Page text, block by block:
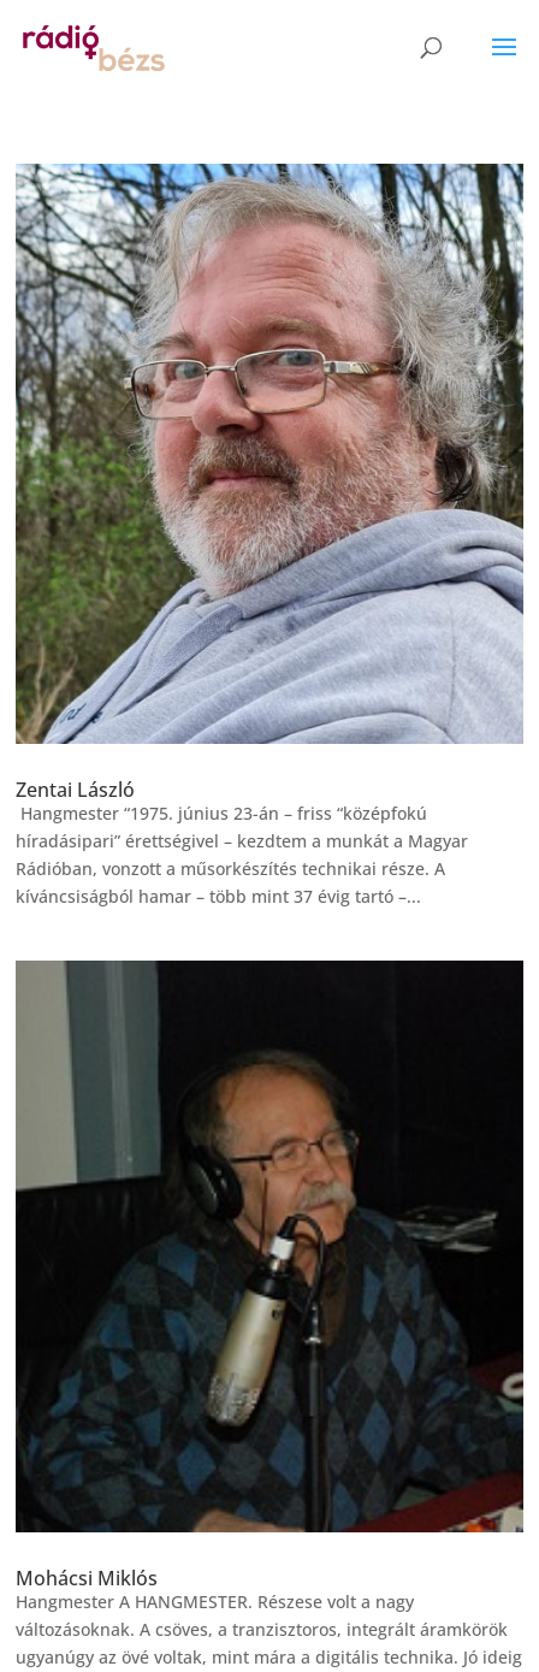
Zentai László
​ Hangmester “1975. június 23-án – friss “középfokú
híradásipari” érettségivel – kezdtem a munkát a Magyar
Rádióban, vonzott a műsorkészítés technikai része. A
kíváncsiságból hamar – több mint 37 évig tartó –...
Mohácsi Miklós
Hangmester A HANGMESTER. Részese volt a nagy
változásoknak. A csöves, a tranzisztoros, integrált áramkörök
ugyanúgy az övé voltak, mint mára a digitális technika. Jó ideig